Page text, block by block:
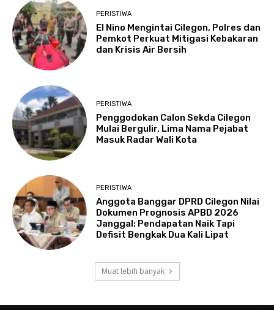
PERISTIWA
El Nino Mengintai Cilegon, Polres dan
Pemkot Perkuat Mitigasi Kebakaran
dan Krisis Air Bersih
PERISTIWA
Penggodokan Calon Sekda Cilegon
Mulai Bergulir, Lima Nama Pejabat
Masuk Radar Wali Kota
PERISTIWA
Anggota Banggar DPRD Cilegon Nilai
Dokumen Prognosis APBD 2026
Janggal: Pendapatan Naik Tapi
Defisit Bengkak Dua Kali Lipat
Muat lebih banyak